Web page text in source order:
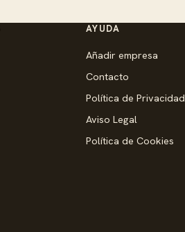
AYUDA
Añadir empresa
Contacto
Política de Privacidad
Aviso Legal
Política de Cookies